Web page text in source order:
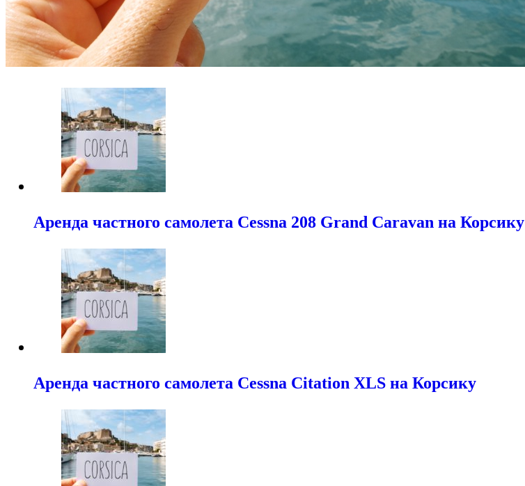
Аренда частного самолета Cessna 208 Grand Caravan на Корсику
Аренда частного самолета Cessna Citation XLS на Корсику